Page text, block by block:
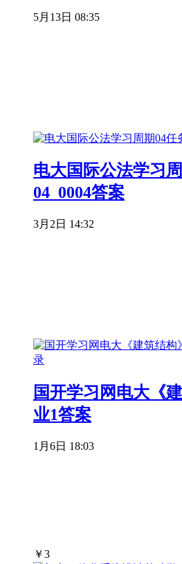
5月13日 08:35
电大国际公法学习
04_0004答案
3月2日 14:32
国开学习网电大《
业1答案
1月6日 18:03
￥3